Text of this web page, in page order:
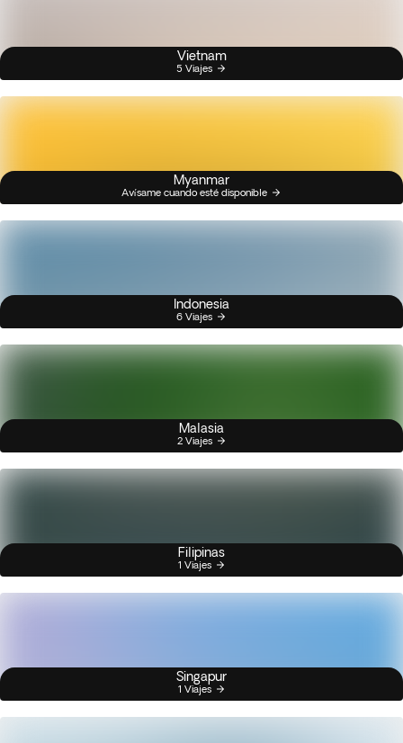
Vietnam
5 Viajes
Myanmar
Avísame cuando esté disponible
Indonesia
6 Viajes
Malasia
2 Viajes
Filipinas
1 Viajes
Singapur
1 Viajes